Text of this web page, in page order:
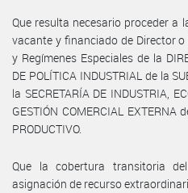
Que resulta necesario proceder
vacante y financiado de Director
y Regímenes Especiales de la
DE POLÍTICA INDUSTRIAL de la
la SECRETARÍA DE INDUSTRIA,
GESTIÓN COMERCIAL EXTERNA
PRODUCTIVO.
Que la cobertura transitoria
asignación de recurso